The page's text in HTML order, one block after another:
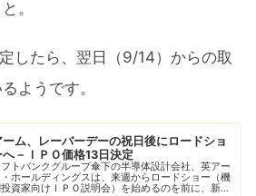
。
したら、翌日（9/14）からの取
ようです。
ーム、レーバーデーの祝日後にロードショ
へ－ＩＰＯ価格13日決定
フトバンクグループ傘下の半導体設計会社、英アー
ホールディングスは、来週からロードショー（機
資家向けＩＰＯ説明会）を始めるのを前に、新規